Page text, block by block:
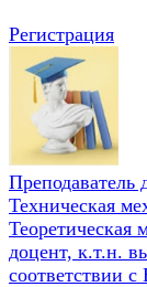
Регистрация
Техническая
Теоретическая
доцент, к.т.н.
соответствии